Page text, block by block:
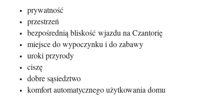
prywatność
przestrzeń
bezpośrednią bliskość wjazdu na Czantorię
miejsce do wypoczynku i do zabawy
uroki przyrody
ciszę
dobre sąsiedztwo
komfort automatycznego użytkowania domu